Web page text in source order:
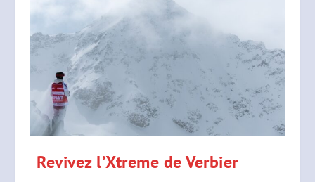
Revivez l’Xtreme de Verbier